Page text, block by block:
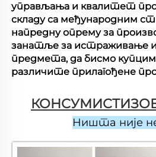
управљања и квалитет
складу са међународним
напредну опрему за
занатље за истраживање и
предмета, да бисмо
различите прилагођене
Ништа није